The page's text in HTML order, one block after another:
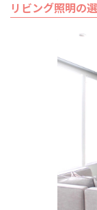
リビング照明の